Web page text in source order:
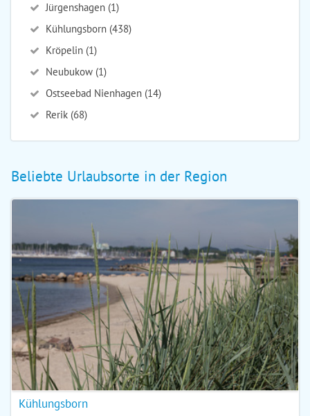
Jürgenshagen (1)
Kühlungsborn (438)
Kröpelin (1)
Neubukow (1)
Ostseebad Nienhagen (14)
Rerik (68)
Beliebte Urlaubsorte in der Region
Kühlungsborn